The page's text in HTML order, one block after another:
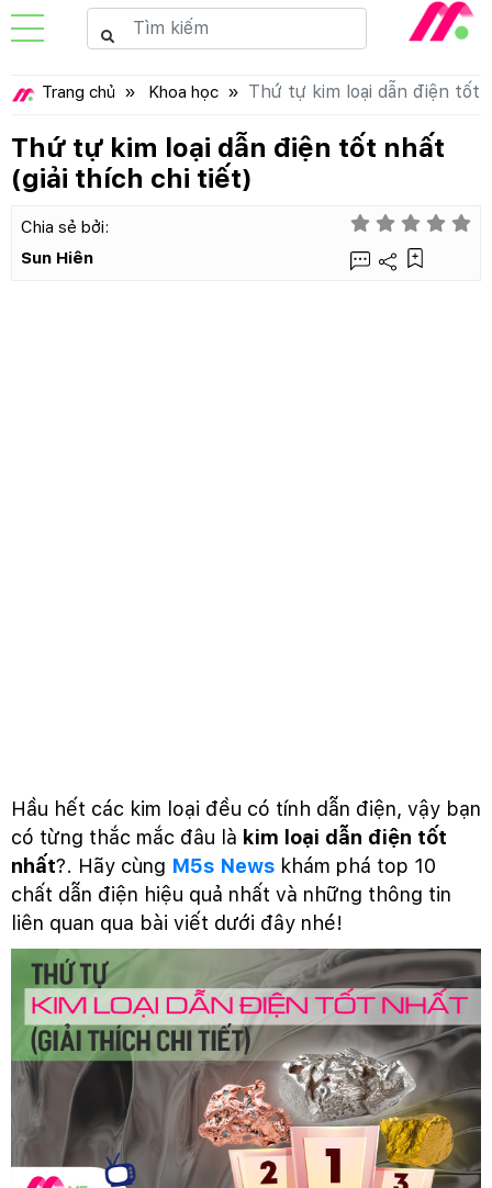
Trang chủ Khoa học Thứ tự kim loại dẫn điện tốt
Thứ tự kim loại dẫn điện tốt nhất
(giải thích chi tiết)
Chia sẻ bởi:
Sun Hiên
Hầu hết các kim loại đều có tính dẫn điện, vậy bạn
có từng thắc mắc đâu là kim loại dẫn điện tốt
nhất?. Hãy cùng M5s News khám phá top 10
chất dẫn điện hiệu quả nhất và những thông tin
liên quan qua bài viết dưới đây nhé!